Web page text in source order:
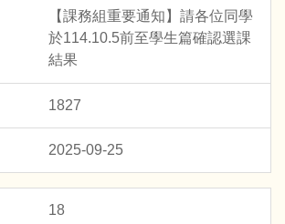
【課務組重要通知】請各位同學
於114.10.5前至學生篇確認選課
結果
1827
2025-09-25
18